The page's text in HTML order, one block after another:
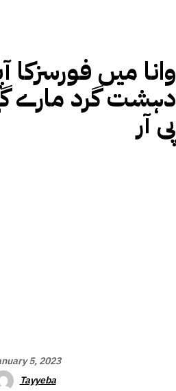
دہشت گرد مارے
پی آر
5, 2023
Tayyeba